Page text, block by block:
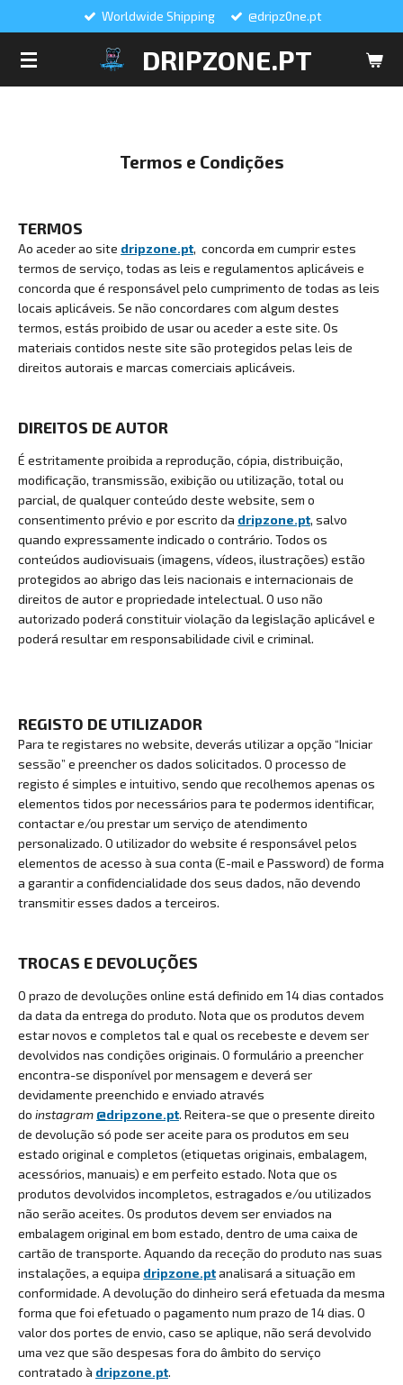
DRIPZONE.PT
Worldwide Shipping @dripz0ne.pt
Termos e Condições
TERMOS
Ao aceder ao site dripzone.pt, concorda em cumprir estes
termos de serviço, todas as leis e regulamentos aplicáveis e
concorda que é responsável pelo cumprimento de todas as leis
locais aplicáveis. Se não concordares com algum destes
termos, estás proibido de usar ou aceder a este site. Os
materiais contidos neste site são protegidos pelas leis de
direitos autorais e marcas comerciais aplicáveis.
DIREITOS DE AUTOR
É estritamente proibida a reprodução, cópia, distribuição,
modificação, transmissão, exibição ou utilização, total ou
parcial, de qualquer conteúdo deste website, sem o
consentimento prévio e por escrito da dripzone.pt, salvo
quando expressamente indicado o contrário. Todos os
conteúdos audiovisuais (imagens, vídeos, ilustrações) estão
protegidos ao abrigo das leis nacionais e internacionais de
direitos de autor e propriedade intelectual. O uso não
autorizado poderá constituir violação da legislação aplicável e
poderá resultar em responsabilidade civil e criminal.
REGISTO DE UTILIZADOR
Para te registares no website, deverás utilizar a opção “Iniciar
sessão” e preencher os dados solicitados. O processo de
registo é simples e intuitivo, sendo que recolhemos apenas os
elementos tidos por necessários para te podermos identificar,
contactar e/ou prestar um serviço de atendimento
personalizado. O utilizador do website é responsável pelos
elementos de acesso à sua conta (E-mail e Password) de forma
a garantir a confidencialidade dos seus dados, não devendo
transmitir esses dados a terceiros.
TROCAS E DEVOLUÇÕES
O prazo de devoluções online está definido em 14 dias contados
da data da entrega do produto. Nota que os produtos devem
estar novos e completos tal e qual os recebeste e devem ser
devolvidos nas condições originais. O formulário a preencher
encontra-se disponível por mensagem e deverá ser
devidamente preenchido e enviado através
do instagram @dripzone.pt. Reitera-se que o presente direito
de devolução só pode ser aceite para os produtos em seu
estado original e completos (etiquetas originais, embalagem,
acessórios, manuais) e em perfeito estado. Nota que os
produtos devolvidos incompletos, estragados e/ou utilizados
não serão aceites. Os produtos devem ser enviados na
embalagem original em bom estado, dentro de uma caixa de
cartão de transporte. Aquando da receção do produto nas suas
instalações, a equipa dripzone.ptanalisará a situação em
conformidade. A devolução do dinheiro será efetuada da mesma
forma que foi efetuado o pagamento num prazo de 14 dias. O
valor dos portes de envio, caso se aplique, não será devolvido
uma vez que são despesas fora do âmbito do serviço
contratado à dripzone.pt.